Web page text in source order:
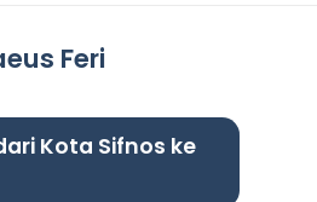
Feri
Kota Sifnos ke